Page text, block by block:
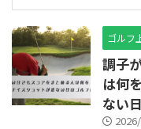
ゴルフ
調子
は何
ない